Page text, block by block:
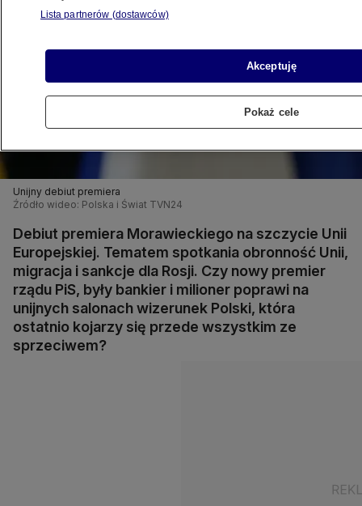
Unijny debiut premiera
Źródło wideo: Polska i Świat TVN24
Debiut premiera Morawieckiego na szczycie Unii
Europejskiej. Tematem spotkania obronność Unii,
migracja i sankcje dla Rosji. Czy nowy premier
rządu PiS, były bankier i milioner poprawi na
unijnych salonach wizerunek Polski, która
ostatnio kojarzy się przede wszystkim ze
sprzeciwem?
Lista partnerów (dostawców)
Akceptuję
Pokaż cele